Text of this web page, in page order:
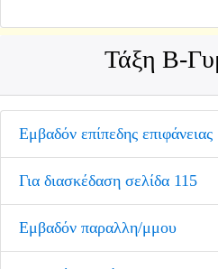
Τάξη Β-
Εμβαδόν επίπεδης επιφάνειας
Για διασκέδαση σελίδα 115
Εμβαδόν παραλλη/μμου